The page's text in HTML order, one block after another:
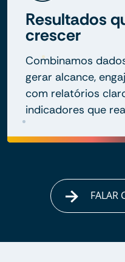
Resultados
crescer
Combinamos
gerar alcance,
com relatórios
indicadores que
FALAR